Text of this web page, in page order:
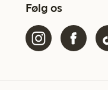
Følg os